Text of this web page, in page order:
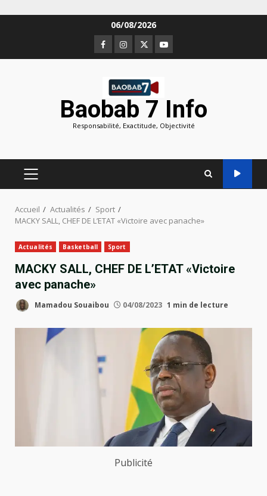
06/08/2026
Facebook
Instagram
TwitterYoutube
Baobab 7 Info
Responsabilité, Exactitude, Objectivité
MENU
PRINCIPAL
Accueil Actualités
Sport
MACKY SALL, CHEF DE L’ETAT «Victoire avec panache»
Actualités Basketball Sport
MACKY SALL, CHEF DE L’ETAT «Victoire
avec panache»
Mamadou Souaibou 04/08/2023 1 min de lecture
Publicité